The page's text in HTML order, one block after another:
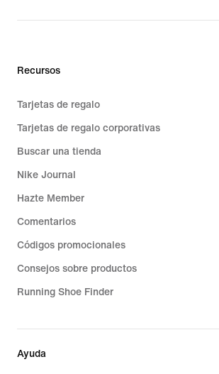
Recursos
Tarjetas de regalo
Tarjetas de regalo corporativas
Buscar una tienda
Nike Journal
Hazte Member
Comentarios
Códigos promocionales
Consejos sobre productos
Running Shoe Finder
Ayuda